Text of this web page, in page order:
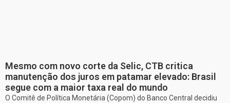
Mesmo com novo corte da Selic, CTB critica
manutenção dos juros em patamar elevado: Brasil
segue com a maior taxa real do mundo
O Comitê de Política Monetária (Copom) do Banco Central decidiu